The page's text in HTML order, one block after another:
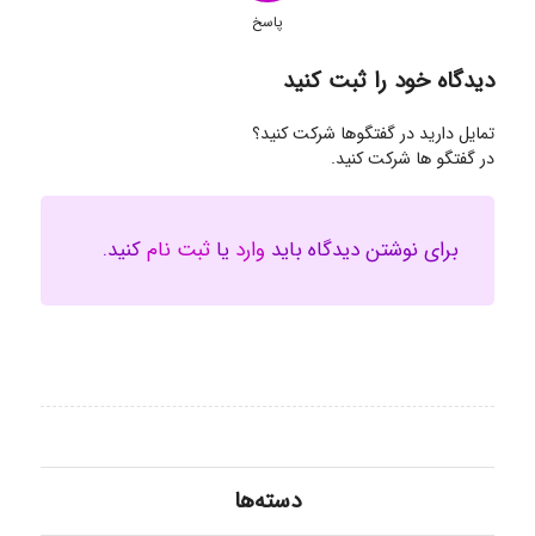
پاسخ
دیدگاه خود را ثبت کنید
تمایل دارید در گفتگوها شرکت کنید؟
در گفتگو ها شرکت کنید.
برای نوشتن دیدگاه باید وارد یا ثبت نامکنید.
دسته‌ها